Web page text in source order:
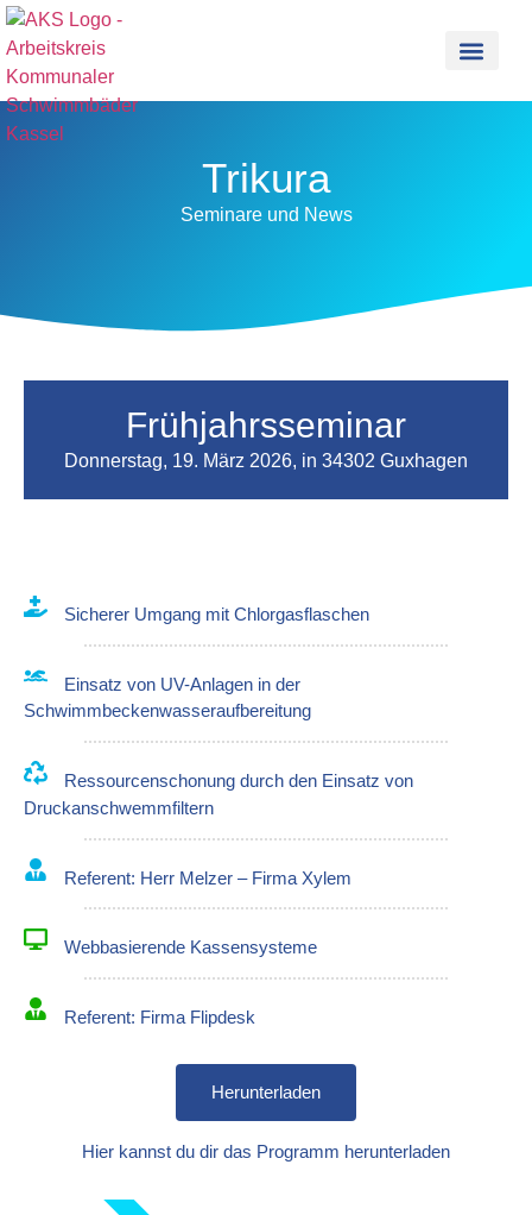
Trikura
Seminare und News
Frühjahrsseminar
Donnerstag, 19. März 2026, in 34302 Guxhagen
Sicherer Umgang mit Chlorgasflaschen
Einsatz von UV-Anlagen in der
Schwimmbeckenwasseraufbereitung
Ressourcenschonung durch den Einsatz von
Druckanschwemmfiltern
Referent: Herr Melzer – Firma Xylem
Webbasierende Kassensysteme
Referent: Firma Flipdesk
Herunterladen
Hier kannst du dir das Programm herunterladen